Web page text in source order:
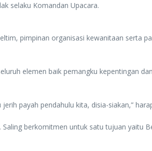
selaku Komandan Upacara.
pimpinan organisasi kewanitaan serta
elemen baik pemangku kepentingan
payah pendahulu kita, disia-siakan,”
berkomitmen untuk satu tujuan yaitu